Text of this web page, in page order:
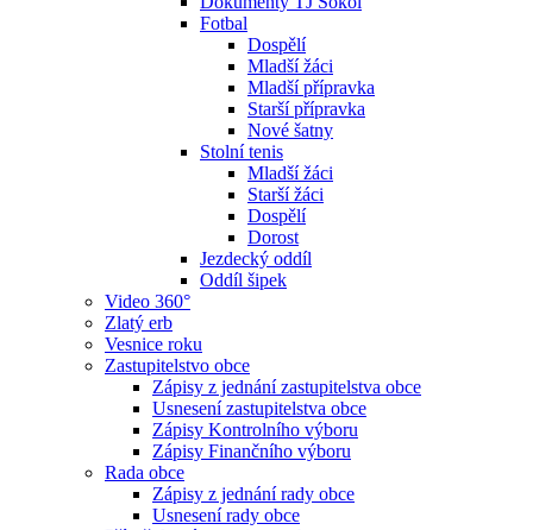
Fotbal
Dospělí
Mladší žáci
Mladší přípravka
Starší přípravka
Nové šatny
Stolní tenis
Mladší žáci
Starší žáci
Dospělí
Dorost
Jezdecký oddíl
Oddíl šipek
Video 360°
Zlatý erb
Vesnice roku
Zastupitelstvo obce
Zápisy z jednání zastupitelstva obce
Usnesení zastupitelstva obce
Zápisy Kontrolního výboru
Zápisy Finančního výboru
Rada obce
Zápisy z jednání rady obce
Usnesení rady obce